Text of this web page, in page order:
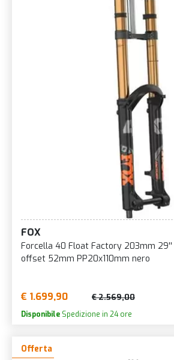
FOX
Forcella 40 Float Factory 203mm 29''
offset 52mm PP20x110mm nero
€ 1.699,90 € 2.569,00
Disponibile Spedizione in 24 ore
Offerta